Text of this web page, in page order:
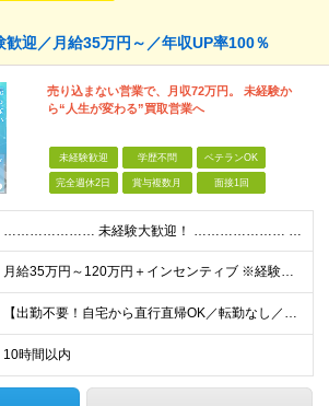
歓迎／月給35万円～／年収UP率100％
売り込まない営業で、月収72万円。 未経験か
ら“人生が変わる”買取営業へ
未経験歓迎 学歴不問 ベテランOK
完全週休2日 賞与複数月 面接1回
………………… 未経験大歓迎！ ………………… 必要なのは、普通自動車免許のみ。 学歴・経験は一切不問です！ ★先輩たちの前職★ 事務職、飲食スタッフ、不動産・保険の営業など さまざまなバックグラウ
月給35万円～120万円＋インセンティブ ※経験やスキルを考慮し優遇します ※1カ月に1回のFB面談をもとに、給与の査定を行います 「売る」のではなく「買い取る」営業なので、未経験スタートでも成果が
【出勤不要！自宅から直行直帰OK／転勤なし／業績拡大につき大阪市に新拠点オープン♪】 大阪府大阪市中央区農人橋3丁目2-7 堺筋本町千寿ビル6F
10時間以内